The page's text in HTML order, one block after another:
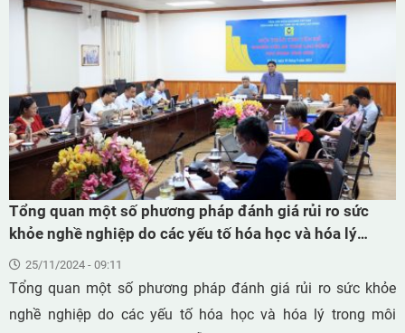
Tổng quan một số phương pháp đánh giá rủi ro sức
khỏe nghề nghiệp do các yếu tố hóa học và hóa lý
trong môi trường lao động
25/11/2024 - 09:11
Tổng quan một số phương pháp đánh giá rủi ro sức khỏe
nghề nghiệp do các yếu tố hóa học và hóa lý trong môi